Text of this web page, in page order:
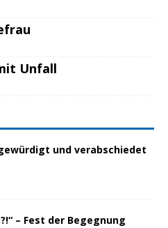
Unfall
und verabschiedet
– Fest der Begegnung